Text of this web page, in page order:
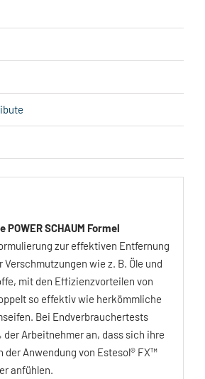
POWER SCHAUM Formel
zur effektiven Entfernung
Verschmutzungen wie z. B. Öle und
mit den Effizienzvorteilen von
so effektiv wie herkömmliche
Bei Endverbrauchertests
der Arbeitnehmer an, dass sich ihre
der Anwendung von Estesol® FX™
anfühlen.